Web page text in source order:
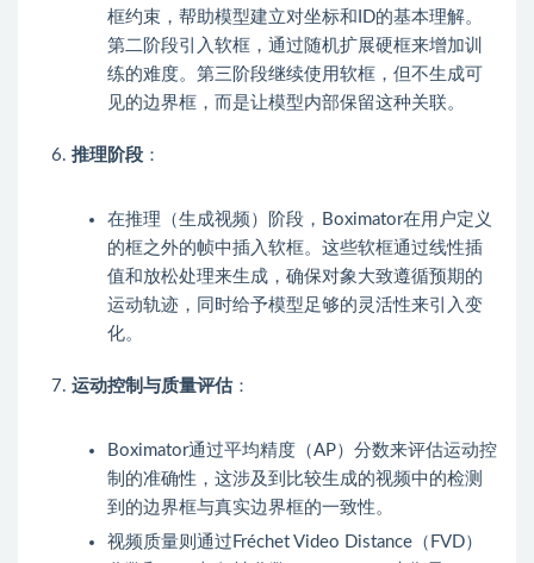
框约束，帮助模型建立对坐标和ID的基本理解。
第二阶段引入软框，通过随机扩展硬框来增加训
练的难度。第三阶段继续使用软框，但不生成可
见的边界框，而是让模型内部保留这种关联。
推理阶段 ：
在推理（生成视频）阶段，Boximator在用户定义
的框之外的帧中插入软框。这些软框通过线性插
值和放松处理来生成，确保对象大致遵循预期的
运动轨迹，同时给予模型足够的灵活性来引入变
化。
运动控制与质量评估：
Boximator通过平均精度（AP）分数来评估运动控
制的准确性，这涉及到比较生成的视频中的检测
到的边界框与真实边界框的一致性。
视频质量则通过Fréchet Video Distance（FVD）